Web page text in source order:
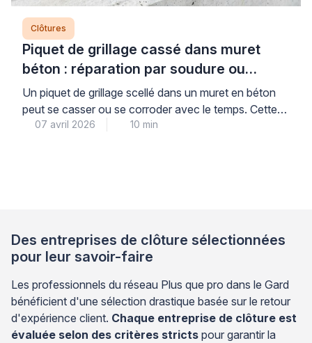
Clôtures
Piquet de grillage cassé dans muret
béton : réparation par soudure ou
remplacement ?
Un piquet de grillage scellé dans un muret en béton
peut se casser ou se corroder avec le temps. Cette
situation soulève une question technique importante
07 avril 2026 10 min
Des entreprises de clôture sélectionnées
pour leur savoir-faire
Les professionnels du réseau Plus que pro dans le Gard
bénéficient d'une sélection drastique basée sur le retour
d'expérience client. Chaque entreprise de clôture est
évaluée selon des critères stricts pour garantir la